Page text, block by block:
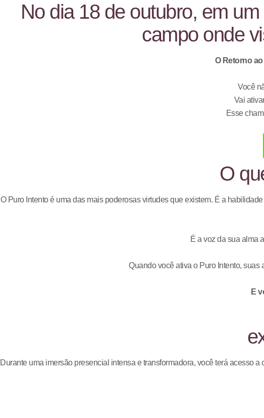
No dia 18 de outubro, em
campo onde
O Retorno
Você
Vai
Esse
O
O Puro Intento é uma das mais poderosas virtudes que existem. É a
É a voz da sua alma
Quando você ativa o Puro Intento,
E
Durante uma imersão presencial intensa e transformadora, você terá acesso